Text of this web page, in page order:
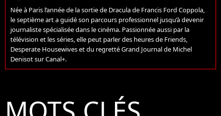
Née à Paris l’année de la sortie de Dracula de Francis Ford Coppola,
le septième art a guidé son parcours professionnel jusqu’à devenir
journaliste spécialisée dans le cinéma. Passionnée aussi par la
télévision et les séries, elle peut parler des heures de Friends,
Desperate Housewives et du regretté Grand Journal de Michel
Denisot sur Canal+.